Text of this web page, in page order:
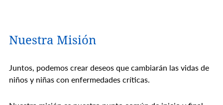
Nuestra Misión
Juntos, podemos crear deseos que cambiarán las vidas de
niños y niñas con enfermedades críticas.